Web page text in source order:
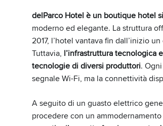
delParco Hotel è un boutique hotel
moderno ed elegante. La struttura
2017, l’hotel vantava fin dall’inizio
Tuttavia, l’infrastruttura tecnologica
tecnologie di diversi produttori.
segnale Wi-Fi, ma la connettività
A seguito di un guasto elettrico
procedere con un